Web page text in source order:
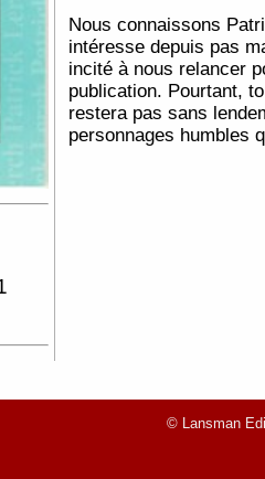
Nous connaissons
intéresse depuis pas
incité à nous relancer
publication. Pourtant,
restera pas sans
personnages humbles
© Lansman